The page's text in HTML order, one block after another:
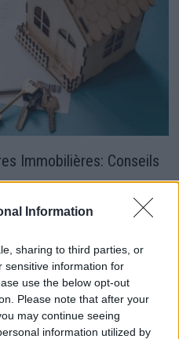
Information
sharing to third parties, or
sensitive information for
use the below opt-out
Please note that after your
may continue seeing
information utilized by
Immobilières: Conseils